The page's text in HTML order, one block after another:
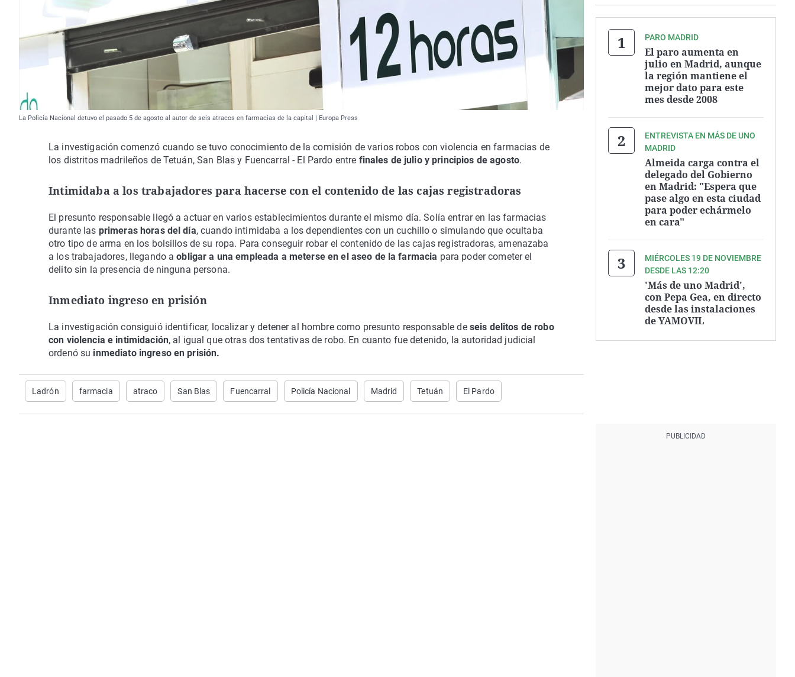
La Policía Nacional detuvo el pasado 5 de agosto al autor de seis atracos en farmacias de la capital | Europa Press
La investigación comenzó cuando se tuvo conocimiento de la comisión de varios robos con violencia en farmacias de
los distritos madrileños de Tetuán, San Blas y Fuencarral - El Pardo entre finales de julio y principios de agosto.
Intimidaba a los trabajadores para hacerse con el contenido de las cajas registradoras
El presunto responsable llegó a actuar en varios establecimientos durante el mismo día. Solía entrar en las farmacias
durante las primeras horas del día, cuando intimidaba a los dependientes con un cuchillo o simulando que ocultaba
otro tipo de arma en los bolsillos de su ropa. Para conseguir robar el contenido de las cajas registradoras, amenazaba
a los trabajadores, llegando aobligar a una empleada a meterse en el aseo de la farmacia para poder cometer el
delito sin la presencia de ninguna persona.
Inmediato ingreso en prisión
La investigación consiguió identificar, localizar y detener al hombre como presunto responsable deseis delitos de robo
con violencia e intimidación, al igual que otras dos tentativas de robo. En cuanto fue detenido, la autoridad judicial
ordenó su inmediato ingreso en prisión.
Ladrón farmacia atraco San Blas Fuencarral Policía Nacional Madrid Tetuán El Pardo
PARO MADRID
El paro aumenta en
julio en Madrid, aunque
la región mantiene el
mejor dato para este
mes desde 2008
ENTREVISTA EN MÁS DE UNO
MADRID
Almeida carga contra el
delegado del Gobierno
en Madrid: "Espera que
pase algo en esta ciudad
para poder echármelo
en cara"
MIÉRCOLES 19 DE NOVIEMBRE
DESDE LAS 12:20
'Más de uno Madrid',
con Pepa Gea, en directo
desde las instalaciones
de YAMOVIL